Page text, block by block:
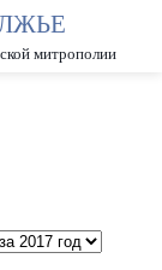
А А
митрополии